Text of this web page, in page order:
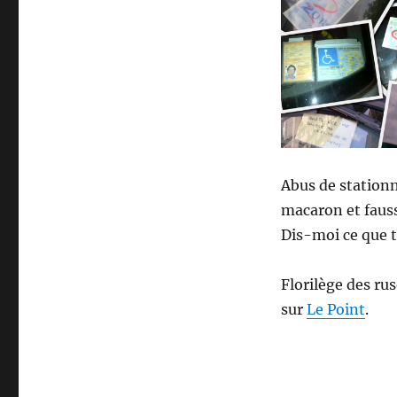
Abus de
macaron et
Dis-moi ce que
Florilège des
sur Le Point.